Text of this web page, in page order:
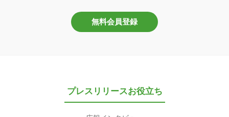
無料会員登録
プレスリリースお役立ち